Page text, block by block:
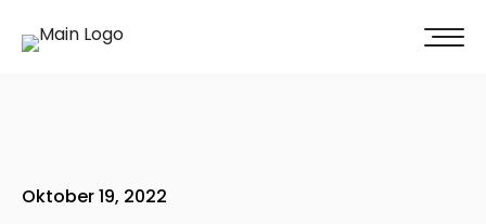
Oktober 19, 2022
Jetzt unverbindliches Angebot erhalten